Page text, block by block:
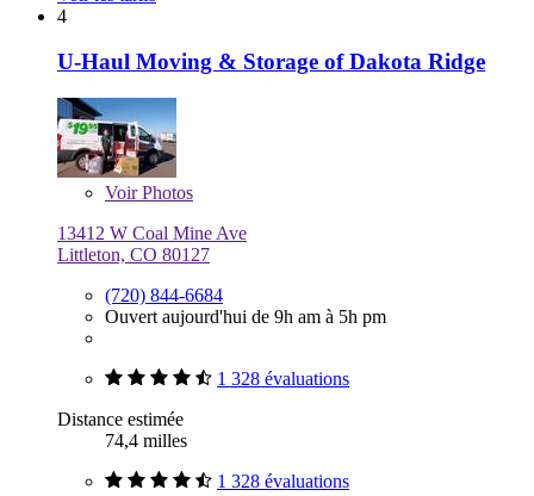
4
U-Haul Moving & Storage of Dakota Ridge
VoirPhotos
13412 W Coal Mine Ave
Littleton, CO 80127
(720) 844-6684
Ouvert aujourd'hui de 9h am à 5h pm
1 328 évaluations
Distance estimée
74,4 milles
1 328 évaluations